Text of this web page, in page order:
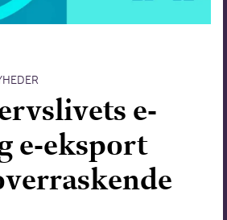
e-
e-eksport